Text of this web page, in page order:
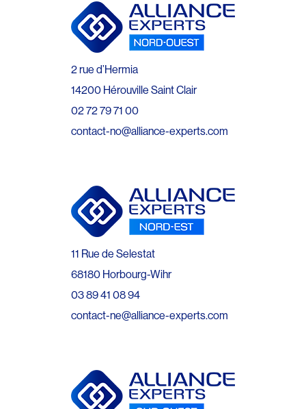
2 rue d’Hermia
14200 Hérouville Saint Clair
02 72 79 71 00
contact-no@alliance-experts.com
11 Rue de Selestat
68180 Horbourg-Wihr
03 89 41 08 94
contact-ne@alliance-experts.com